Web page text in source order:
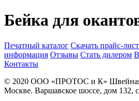
Бейка для
Печатный каталог Скачать прайс-лист
информация Отзывы Стать дилером
Контакты
© 2020 ООО «ПРОТОС и К»
Москве. Варшавское шоссе, дом 132,